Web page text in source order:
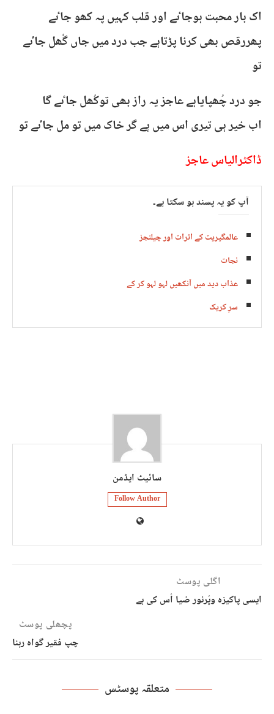
اک بار محبت ہوجاٸے اور قلب کہیں پہ کھو جاٸے
پھررقص بھی کرنا پڑتاہے جب درد میں جاں گُھل جاٸے
تو
جو درد چُھپایاہے عاجز یہ راز بھی توکُھل جاٸے گا
اب خیر ہی تیری اس میں ہے گر خاک میں تو مل جاٸے تو
ڈاکٹرالیاس عاجز
آپ کو یہ پسند ہو سکتا ہے۔
عالمگیریت کے اثرات اور چیلنجز
نجات
عذاب دید میں آنکھیں لہو لہو کر کے
سرِ کریک
سائیٹ ایڈمن
Follow Author
اگلی پوسٹ
ایسی پاکیزہ وپُرنور ضیا اُس کی ہے
پچھلی پوسٹ
چپ فقیر گواہ رہنا
متعلقہ پوسٹس